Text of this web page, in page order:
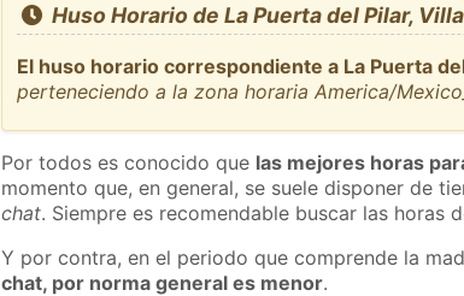
Huso Horario de La Puerta del Pilar,
El huso horario correspondiente a La Puerta
perteneciendo a la zona horaria America/
Por todos es conocido que las mejores horas
momento que, en general, se suele disponer de
chat. Siempre es recomendable buscar las horas
Y por contra, en el periodo que comprende la
chat, por norma general es menor.